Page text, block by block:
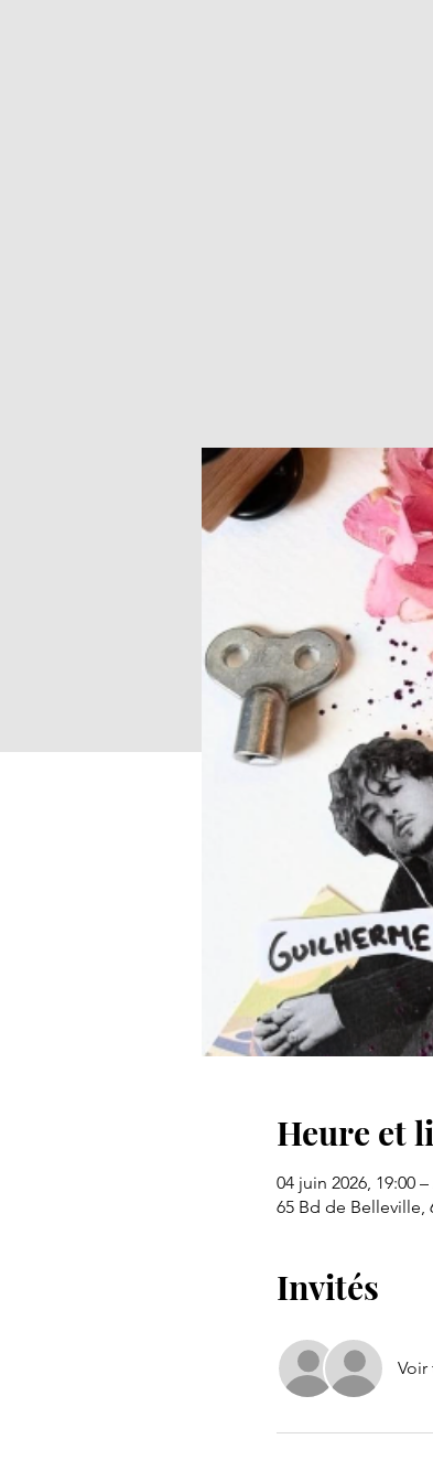
Heure et
04 juin 2026, 19:00 –
65 Bd de Belleville,
Invités
Voir